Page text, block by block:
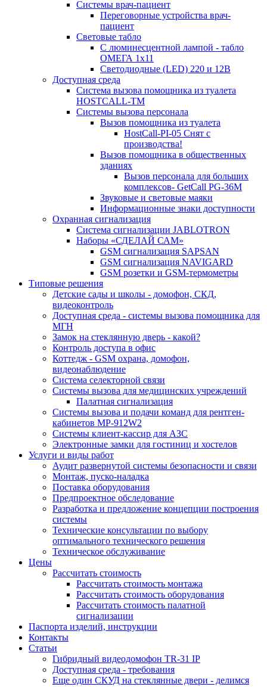
Системы врач-пациент
Переговорные устройства врач-
пациент
Световые табло
С люминесцентной лампой - табло
ОМЕГА 1х11
Светодиодные (LED) 220 и 12В
Доступная среда
Система вызова помощника из туалета
HOSTCALL-TM
Системы вызова персонала
Вызов помощника из туалета
HostCall-PI-05 Снят с
производства!
Вызов помощника в общественных
зданиях
Вызов персонала для больших
комплексов- GetCall PG-36M
Звуковые и световые маяки
Информационные знаки доступности
Охранная сигнализация
Система сигнализации JABLOTRON
Наборы «СДЕЛАЙ САМ»
GSM сигнализация SAPSAN
GSM сигнализация NAVIGARD
GSM розетки и GSM-термометры
Типовые решения
Детские сады и школы - домофон, СКД,
видеоконтроль
Доступная среда - системы вызова помощника для
МГН
Замок на стеклянную дверь - какой?
Контроль доступа в офис
Коттедж - GSM охрана, домофон,
видеонаблюдение
Система селекторной связи
Системы вызова для медицинских учреждений
Палатная сигнализация
Системы вызова и подачи команд для рентген-
кабинетов MP-912W2
Системы клиент-кассир для АЗС
Электронные замки для гостиниц и хостелов
Услуги и виды работ
Аудит развернутой системы безопасности и связи
Монтаж, пуско-наладка
Поставка оборудования
Предпроектное обследование
Разработка и предложение концепции построения
системы
Технические консультации по выбору
оптимального технического решения
Техническое обслуживание
Цены
Рассчитать стоимость
Рассчитать стоимость монтажа
Рассчитать стоимость оборудования
Рассчитать стоимость палатной
сигнализации
Паспорта изделий, инструкции
Контакты
Статьи
Гибридный видеодомофон TR-31 IP
Доступная среда - требования
Еще один СКУД на стеклянные двери - делимся